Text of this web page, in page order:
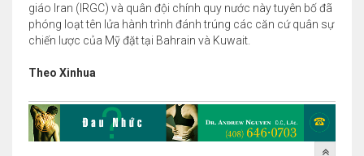
giáo Iran (IRGC) và quân đội chính quy nước này tuyên bố đã
phóng loạt tên lửa hành trình đánh trúng các căn cứ quân sự
chiến lược của Mỹ đặt tại Bahrain và Kuwait.
Theo Xinhua